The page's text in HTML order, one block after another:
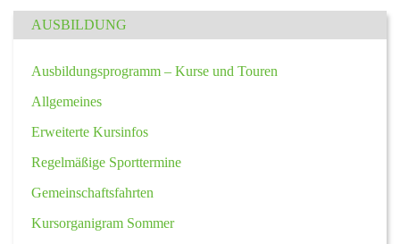
AUSBILDUNG
Ausbildungsprogramm – Kurse und Touren
Allgemeines
Erweiterte Kursinfos
Regelmäßige Sporttermine
Gemeinschaftsfahrten
Kursorganigram Sommer